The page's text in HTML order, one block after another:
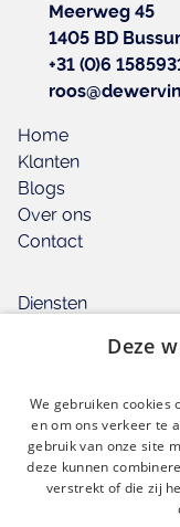
Meerweg 45
1405 BD
+31 (0)6
Home
Klanten
Blogs
Over ons
Contact
Diensten
Training
Deze
We gebruiken cookies
en om ons verkeer te
gebruik van onze site
deze kunnen
verstrekt of die zij